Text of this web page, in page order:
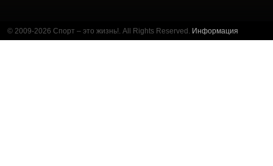
© 2009-2026 Спорт – это жизнь!. All Rights Reserved. Информация